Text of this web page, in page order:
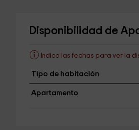
Disponibilidad de
Indica las fechas para ver la
Tipo de habitación
Apartamento